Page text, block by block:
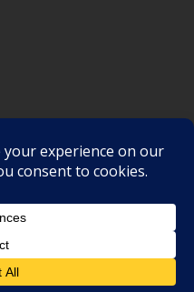
|Theme: SuperMag by